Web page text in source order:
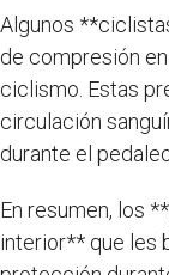
Algunos
de compresión
ciclismo. Estas
circulación
durante el
En resumen, los
interior** que les